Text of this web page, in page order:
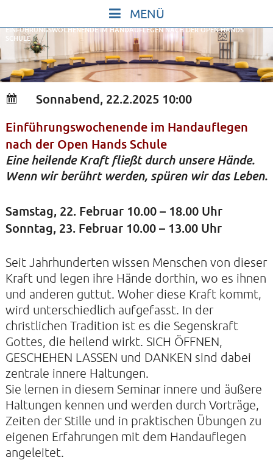
content
START
IN STILLE SEIN
SINGEN UND SCHWEIGEN
BEWEGEN UND TANZEN
GOTT UND DAS LEBEN FEIERN
HEILKRAFT DES KÖRPERS
STILLE UND SPIEL FÜR KINDER UND
VORTRÄGE
KONZERTE
ALLE TERMINE
KONTAKTE
SO KOMMEN SIE ZU UNS
UNSER PROFIL
FILM ZUR KIRCHE DER STILLE
FÖRDERVEREIN
VERMIETUNG
NEWSLETTER
EINFÜHRUNGSWOCHENENDE IM HANDAUFLEGEN NACH DER OPEN HANDS
SCHULE
Sonnabend, 22.2.2025 10:00
Einführungswochenende im Handauflegen
nach der Open Hands Schule
Eine heilende Kraft fließt durch unsere Hände.
Wenn wir berührt werden, spüren wir das Leben.
Samstag, 22. Februar 10.00 – 18.00 Uhr
Sonntag, 23. Februar 10.00 – 13.00 Uhr
Seit Jahrhunderten wissen Menschen von dieser
Kraft und legen ihre Hände dorthin, wo es ihnen
und anderen guttut. Woher diese Kraft kommt,
wird unterschiedlich aufgefasst. In der
christlichen Tradition ist es die Segenskraft
Gottes, die heilend wirkt. SICH ÖFFNEN,
GESCHEHEN LASSEN und DANKEN sind dabei
zentrale innere Haltungen.
Sie lernen in diesem Seminar innere und äußere
Haltungen kennen und werden durch Vorträge,
Zeiten der Stille und in praktischen Übungen zu
eigenen Erfahrungen mit dem Handauflegen
angeleitet.